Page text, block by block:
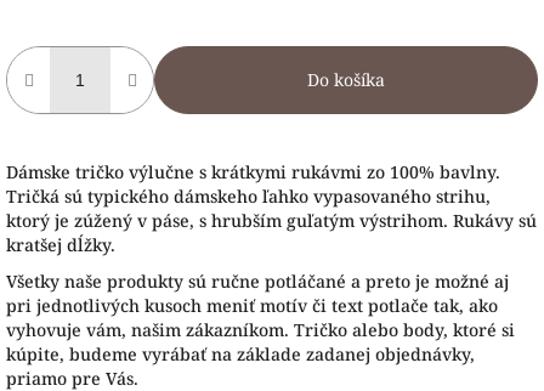
Do košíka
Dámske tričko výlučne s krátkymi rukávmi zo 100% bavlny.
Tričká sú typického dámskeho ľahko vypasovaného strihu,
ktorý je zúžený v páse, s hrubším guľatým výstrihom. Rukávy sú
kratšej dĺžky.
Všetky naše produkty sú ručne potláčané a preto je možné aj
pri jednotlivých kusoch meniť motív či text potlače tak, ako
vyhovuje vám, našim zákazníkom. Tričko alebo body, ktoré si
kúpite, budeme vyrábať na základe zadanej objednávky,
priamo pre Vás.